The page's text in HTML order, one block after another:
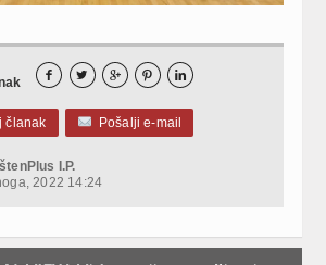
    
članak Pošalji e-mail
I.P.
2022 14:24